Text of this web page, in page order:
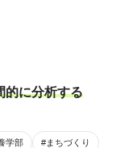
的に分析する
学部 #まちづくり